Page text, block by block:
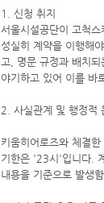
1. 신청 취지
서울시설공단이 고척
성실히 계약을 이행해
고, 명문 규정과 배치
야기하고 있어 이를 바
2. 사실관계 및 행정적
키움히어로즈와 체결
기한은 '23시'입니다.
내용을 기준으로 발생